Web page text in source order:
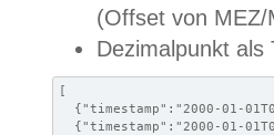
(Offset von MEZ/
Dezimalpunkt als
[
{"timestamp":"2000-01-
{"timestamp":"2000-01-